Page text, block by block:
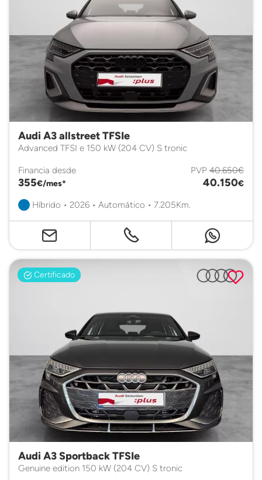
Audi A3 allstreet TFSIe
Advanced TFSI e 150 kW (204 CV) S tronic
Financia desde
355€/mes*
PVP 40.650€
40.150€
Híbrido • 2026 • Automático • 7.205Km.
Certificado
Audi A3 Sportback TFSIe
Genuine edition 150 kW (204 CV) S tronic